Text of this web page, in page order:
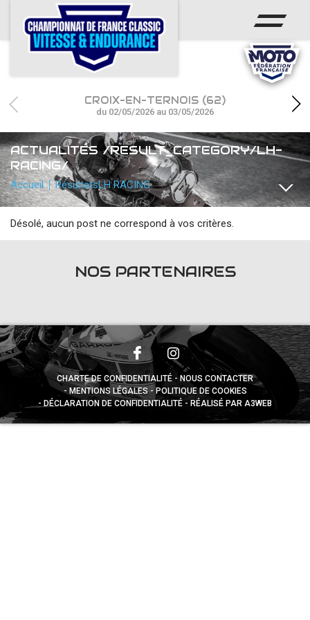
ACCUEIL
CHAMPIONNAT
CALENDRIER
RÉSULTATS
PHOTOS / WEB TV
PARTENAIRES
accéder à la billetterie
CROIX-EN-TERNOIS (62)
du 02/05/2026 au 03/05/2026
ACTUALITÉS /RESULT_CATEGORY/LH-
RACING/
Accueil RésultatsLH RACING
Désolé, aucun post ne correspond à vos critères.
NOS PARTENAIRES
CHARTE DE CONFIDENTIALITÉ
NOUS CONTACTER
MENTIONS LÉGALES
POLITIQUE DE COOKIES
DÉCLARATION DE CONFIDENTIALITÉ
RÉALISÉ PAR A3WEB